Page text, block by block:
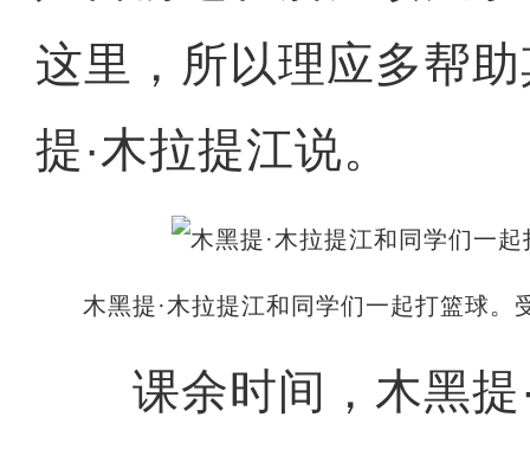
这里，所以理应多帮
提·木拉提江说。
木黑提·木拉提江和同学们一起打篮球。
课余时间，木黑提·